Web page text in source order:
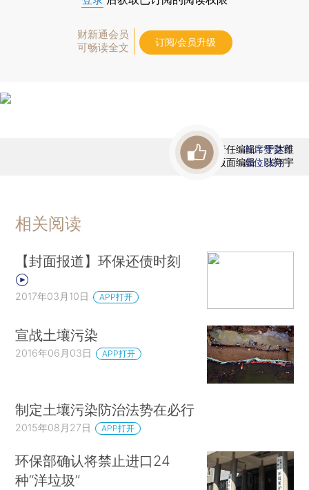
财新通会员
可畅读全文
订阅/会员升级
责任编辑：于达维
版面编辑：张翔宇
首席赞赏官
虚位以待
相关阅读
【封面报道】环保还债时刻
2017年03月10日 APP打开
宣战土壤污染
2016年06月03日 APP打开
制定土壤污染防治法势在必行
2015年08月27日 APP打开
环保部确认将禁止进口24
种“洋垃圾”